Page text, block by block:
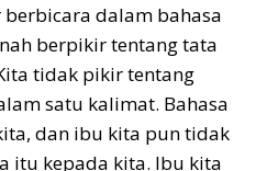
dalam bahasa
berpikir tentang tata
tidak pikir tentang
satu kalimat. Bahasa
dan ibu kita pun tidak
itu kepada kita. Ibu kita